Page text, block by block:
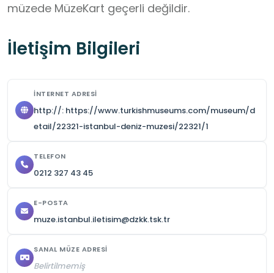
müzede MüzeKart geçerli değildir.
İletişim Bilgileri
İNTERNET ADRESI
http://: https://www.turkishmuseums.com/museum/d
etail/22321-istanbul-deniz-muzesi/22321/1
TELEFON
0212 327 43 45
E-POSTA
muze.istanbul.iletisim@dzkk.tsk.tr
SANAL MÜZE ADRESI
Belirtilmemiş